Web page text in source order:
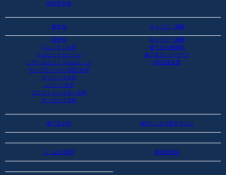
留学奨学金
留学先
留学先
ワシントン大学
ベルビューカレッジ
シアトルセントラルカレッジ
サンフランシスコ州立大学
グリフィス大学
シドニー大学
ウエストミンスター大学
サンウェイ大学
キャリア・就職
キャリア・就職
修了生の就職先
修了生ネットワーク
IBP応援企業
修了生の声 IBPビジネス留学コラム
よくある質問 無料説明会